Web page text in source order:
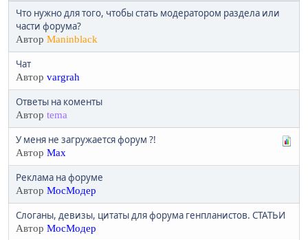
Что нужно для того, чтобы стать модератором раздела или
части форума?
Автор Maninblack
Чат
Автор vargrah
Ответы на коменты
Автор tema
У меня не загружается форум ?!
Автор Max
Реклама на форуме
Автор МосМодер
Слоганы, девизы, цитаты для форума генпланистов. СТАТЬИ
Автор МосМодер